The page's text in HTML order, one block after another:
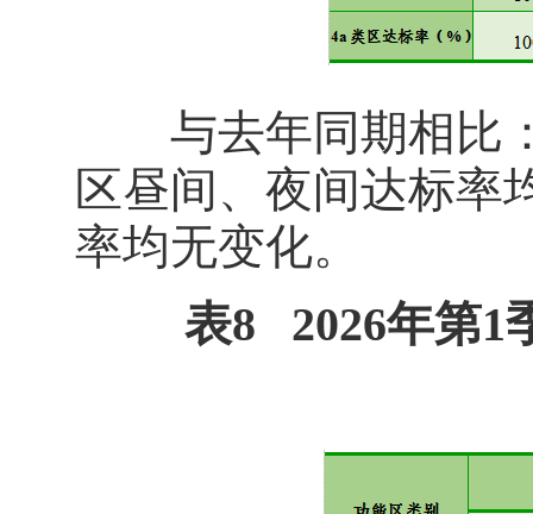
与去年同期相比：
区昼间、夜间达标率
率均无变化。
表8 2026年第1